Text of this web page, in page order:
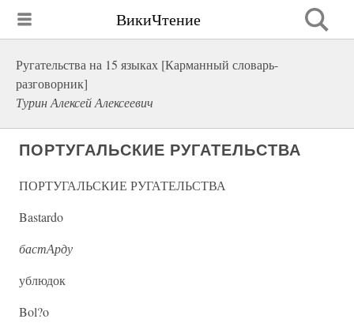
ВикиЧтение
Ругательства на 15 языках [Карманный словарь-
разговорник]
Турин Алексей Алексеевич
ПОРТУГАЛЬСКИЕ РУГАТЕЛЬСТВА
ПОРТУГАЛЬСКИЕ РУГАТЕЛЬСТВА
Bastardo
бастАрду
ублюдок
Bol?o